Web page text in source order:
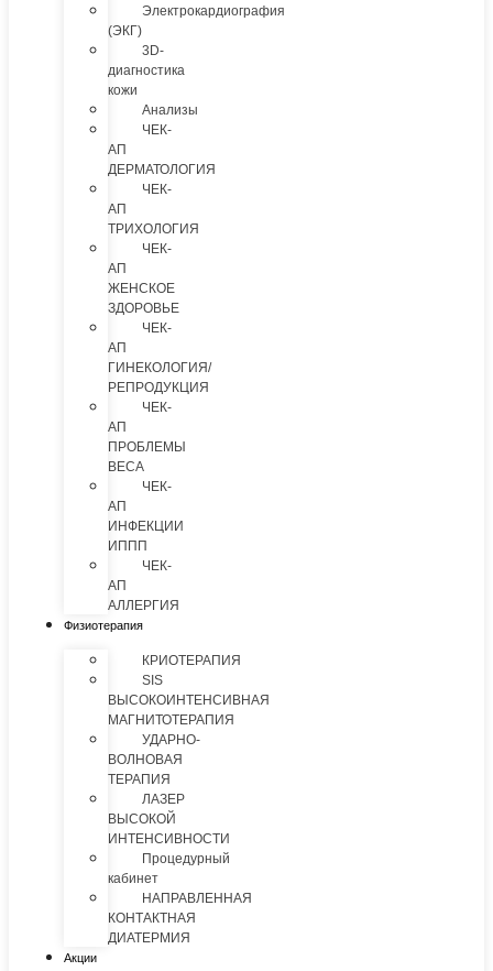
Электрокардиография
(ЭКГ)
3D-
диагностика
кожи
Анализы
ЧЕК-
АП
ДЕРМАТОЛОГИЯ
ЧЕК-
АП
ТРИХОЛОГИЯ
ЧЕК-
АП
ЖЕНСКОЕ
ЗДОРОВЬЕ
ЧЕК-
АП
ГИНЕКОЛОГИЯ/
РЕПРОДУКЦИЯ
ЧЕК-
АП
ПРОБЛЕМЫ
ВЕСА
ЧЕК-
АП
ИНФЕКЦИИ
ИППП
ЧЕК-
АП
АЛЛЕРГИЯ
Физиотерапия
КРИОТЕРАПИЯ
SIS
ВЫСОКОИНТЕНСИВНАЯ
МАГНИТОТЕРАПИЯ
УДАРНО-
ВОЛНОВАЯ
ТЕРАПИЯ
ЛАЗЕР
ВЫСОКОЙ
ИНТЕНСИВНОСТИ
Процедурный
кабинет
НАПРАВЛЕННАЯ
КОНТАКТНАЯ
ДИАТЕРМИЯ
Акции